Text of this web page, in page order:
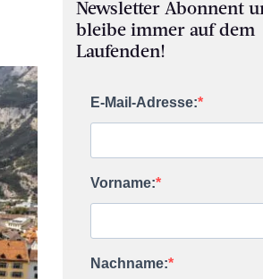
Newsletter Abonnent
bleibe immer auf dem
Laufenden!
E-Mail-Adresse:
Vorname:
Nachname: